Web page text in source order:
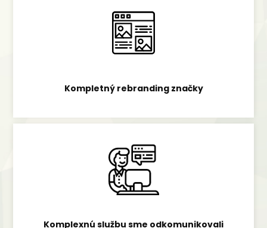
Kompletný rebranding značky
Komplexnú službu sme odkomunikovali